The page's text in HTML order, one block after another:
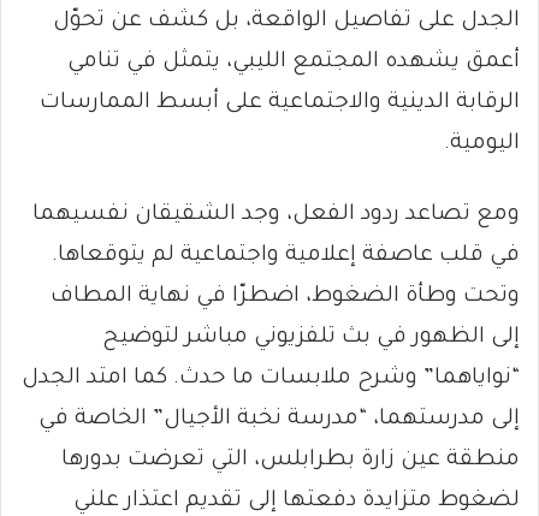
الجدل على تفاصيل الواقعة، بل كشف عن تحوّل
أعمق يشهده المجتمع الليبي، يتمثل في تنامي
الرقابة الدينية والاجتماعية على أبسط الممارسات
اليومية.
ومع تصاعد ردود الفعل، وجد الشقيقان نفسيهما
في قلب عاصفة إعلامية واجتماعية لم يتوقعاها.
وتحت وطأة الضغوط، اضطرّا في نهاية المطاف
إلى الظهور في بث تلفزيوني مباشر لتوضيح
“نواياهما” وشرح ملابسات ما حدث. كما امتد الجدل
إلى مدرستهما، “مدرسة نخبة الأجيال” الخاصة في
منطقة عين زارة بطرابلس، التي تعرضت بدورها
لضغوط متزايدة دفعتها إلى تقديم اعتذار علني